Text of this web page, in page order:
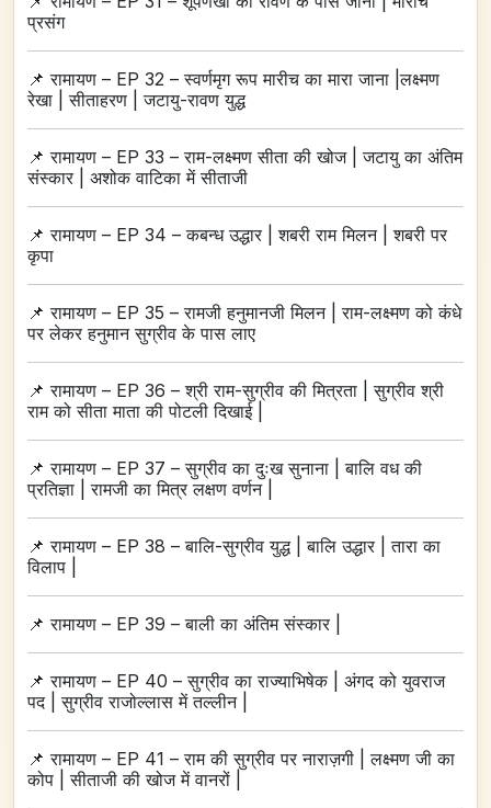
प्रसंग
📌रामायण – EP 32 – स्वर्णमृग रूप मारीच का मारा जाना |लक्ष्‍मण
रेखा | सीताहरण | जटायु-रावण युद्ध
📌रामायण – EP 33 – राम-लक्ष्मण सीता की खोज | जटायु का अंतिम
संस्कार | अशोक वाटिका में सीताजी
📌रामायण – EP 34 – कबन्ध उद्धार | शबरी राम मिलन | शबरी पर
कृपा
📌रामायण – EP 35 – रामजी हनुमानजी मिलन | राम-लक्ष्मण को कंधे
पर लेकर हनुमान सुग्रीव के पास लाए
📌रामायण – EP 36 – श्री राम-सुग्रीव की मित्रता | सुग्रीव श्री
राम को सीता माता की पोटली दिखाई |
📌रामायण – EP 37 – सुग्रीव का दुःख सुनाना | बालि वध की
प्रतिज्ञा | रामजी का मित्र लक्षण वर्णन |
📌रामायण – EP 38 – बालि-सुग्रीव युद्ध | बालि उद्धार | तारा का
विलाप |
📌रामायण – EP 39 – बाली का अंतिम संस्कार |
📌रामायण – EP 40 – सुग्रीव का राज्याभिषेक | अंगद को युवराज
पद | सुग्रीव राजोल्लास में तल्लीन |
📌रामायण – EP 41 – राम की सुग्रीव पर नाराज़गी | लक्ष्मण जी का
कोप | सीताजी की खोज में वानरों |